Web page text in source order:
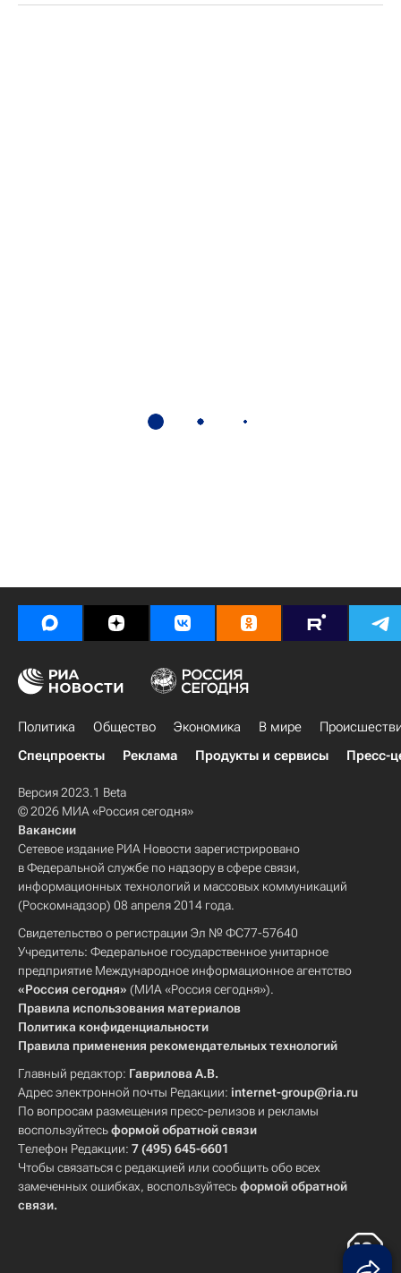
Политика Общество Экономика В мире
Спецпроекты
Реклама Продукты и сервисы Пресс-
Версия 2023.1 Beta
© 2026 МИА «Россия сегодня»
Вакансии
Сетевое издание РИА Новости зарегистрировано
в Федеральной службе по надзору в сфере связи,
информационных технологий и массовых коммуникаций
(Роскомнадзор) 08 апреля 2014 года.
Свидетельство о регистрации Эл № ФС77-57640
Учредитель: Федеральное государственное унитарное
предприятие Международное информационное агентство
«Россия сегодня» (МИА «Россия сегодня»).
Правила использования материалов
Политика конфиденциальности
Правила применения рекомендательных технологий
Главный редактор: Гаврилова А.В.
Адрес электронной почты Редакции: internet-group@ria.ru
По вопросам размещения пресс-релизов и рекламы
воспользуйтесьформой обратной связи
Телефон Редакции: 7 (495) 645-6601
Чтобы связаться с редакцией или сообщить обо всех
замеченных ошибках, воспользуйтесьформой обратной
связи.